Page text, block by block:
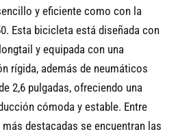
y eficiente como con la
Esta bicicleta está diseñada con
y equipada con una
rígida, además de neumáticos
2,6 pulgadas, ofreciendo una
cómoda y estable. Entre
destacadas se encuentran las